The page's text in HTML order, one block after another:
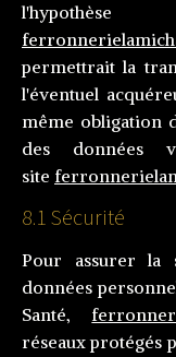
permettrait la
l'éventuel
même obligation
des données
site
8.1 Sécurité
Pour assurer la
données
Santé,
réseaux protégés